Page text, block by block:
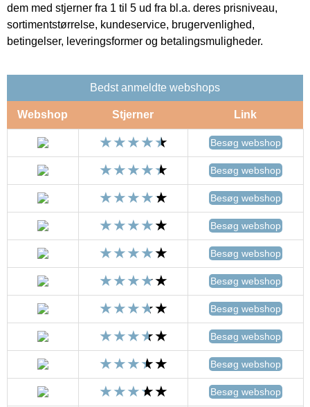
dem med stjerner fra 1 til 5 ud fra bl.a. deres prisniveau,
sortimentstørrelse, kundeservice, brugervenlighed,
betingelser, leveringsformer og betalingsmuligheder.
Bedst anmeldte webshops
Webshop Stjerner Link
Besøg webshop
Besøg webshop
Besøg webshop
Besøg webshop
Besøg webshop
Besøg webshop
Besøg webshop
Besøg webshop
Besøg webshop
Besøg webshop